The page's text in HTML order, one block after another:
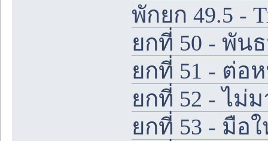
พักยก 49.5 -
ยกที่ 50 - พัน
ยกที่ 51 - ต่อ
ยกที่ 52 - ไม่
ยกที่ 53 - มือ